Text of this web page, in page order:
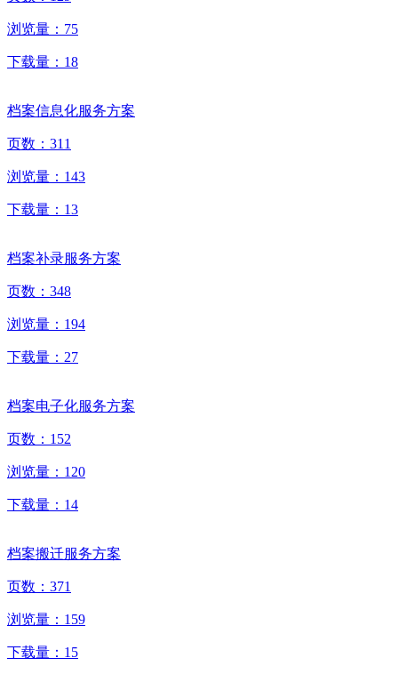
浏览量： 75
下载量： 18
档案信息化服务方案
页数： 311
浏览量： 143
下载量： 13
档案补录服务方案
页数： 348
浏览量： 194
下载量： 27
档案电子化服务方案
页数： 152
浏览量： 120
下载量： 14
档案搬迁服务方案
页数： 371
浏览量： 159
下载量： 15